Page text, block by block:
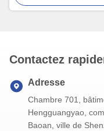
Contactez
Adresse
Chambre 701,
Hengguangyao,
Baoan, ville de